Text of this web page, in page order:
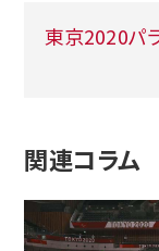
東京2020パ
関連コラム